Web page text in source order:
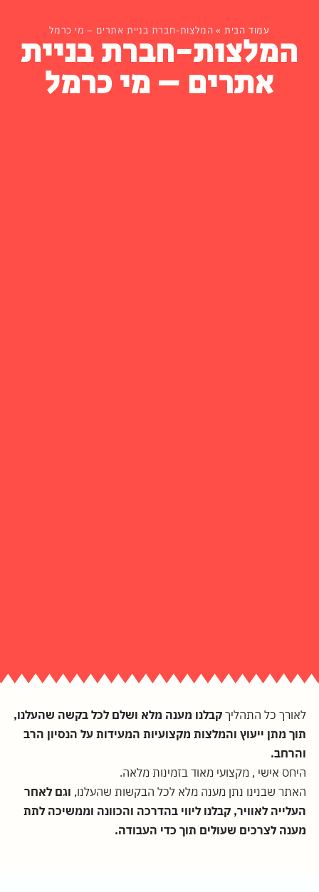
עמוד הבית » המלצות-חברת בניית אתרים – מי כרמל
המלצות-חברת בניית
אתרים – מי כרמל
לאורך כל התהליך קבלנו מענה מלא ושלם לכל בקשה שהעלנו,
תוך מתן ייעוץ והמלצות מקצועיות המעידות על הנסיון הרב
והרחב.
היחס אישי , מקצועי מאוד בזמינות מלאה.
האתר שבנינו נתן מענה מלא לכל הבקשות שהעלנו, וגם לאחר
העלייה לאוויר, קבלנו ליווי בהדרכה והכוונה וממשיכה לתת
מענה לצרכים שעולים תוך כדי העבודה.